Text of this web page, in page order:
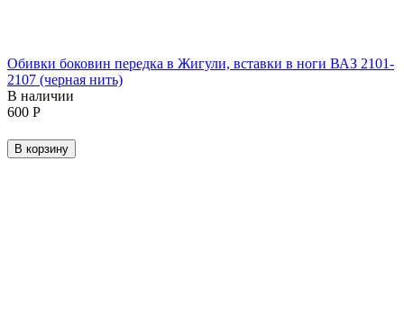
Обивки боковин передка в Жигули, вставки в ноги ВАЗ 2101-
2107 (черная нить)
В наличии
‍600‍ Р
В корзину